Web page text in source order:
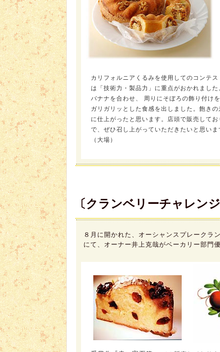
カリフォルニアくるみを使用してのコンテ
は「技術力・製品力」に重点がおかれまし
バナナを合わせ、 周りにそぼろの飾り付け
ガリガリッとした食感を出しました。飽き
に仕上がったと思います。店頭で販売してお
で、ぜひ召し上がっていただきたいと思いま
（大場）
〔クランベリーチャレ
８月に開かれた、オーシャンスプレークラ
にて、オーナー井上克哉がベーカリー部門